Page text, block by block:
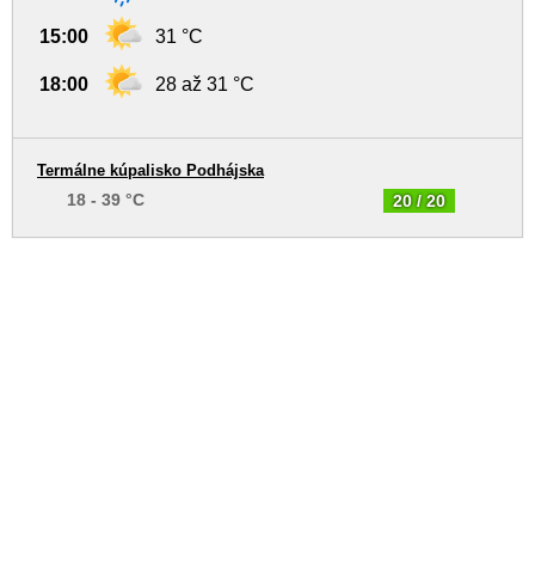
15:00 31 °C
18:00 28 až 31 °C
20 / 20
Termálne kúpalisko Podhájska
18 - 39 °C